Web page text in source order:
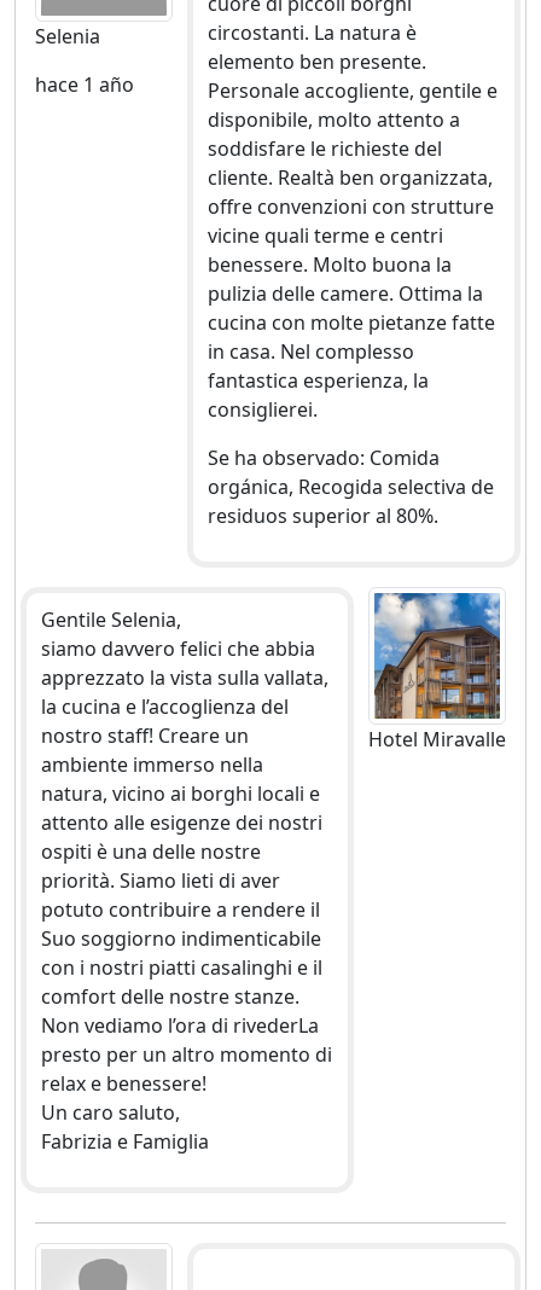
Selenia
hace 1 año
circostanti. La natura è
elemento ben presente.
Personale accogliente, gentile e
disponibile, molto attento a
soddisfare le richieste del
cliente. Realtà ben organizzata,
offre convenzioni con strutture
vicine quali terme e centri
benessere. Molto buona la
pulizia delle camere. Ottima la
cucina con molte pietanze fatte
in casa. Nel complesso
fantastica esperienza, la
consiglierei.
Se ha observado: Comida
orgánica, Recogida selectiva de
residuos superior al 80%.
Gentile Selenia,
siamo davvero felici che abbia
apprezzato la vista sulla vallata,
la cucina e l’accoglienza del
nostro staff! Creare un
ambiente immerso nella
natura, vicino ai borghi locali e
attento alle esigenze dei nostri
ospiti è una delle nostre
priorità. Siamo lieti di aver
potuto contribuire a rendere il
Suo soggiorno indimenticabile
con i nostri piatti casalinghi e il
comfort delle nostre stanze.
Non vediamo l’ora di rivederLa
presto per un altro momento di
relax e benessere!
Un caro saluto,
Fabrizia e Famiglia
Hotel Miravalle